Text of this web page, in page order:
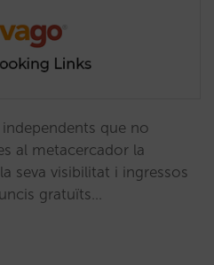
que no
al metacercador la
seva visibilitat i ingressos
gratuïts…